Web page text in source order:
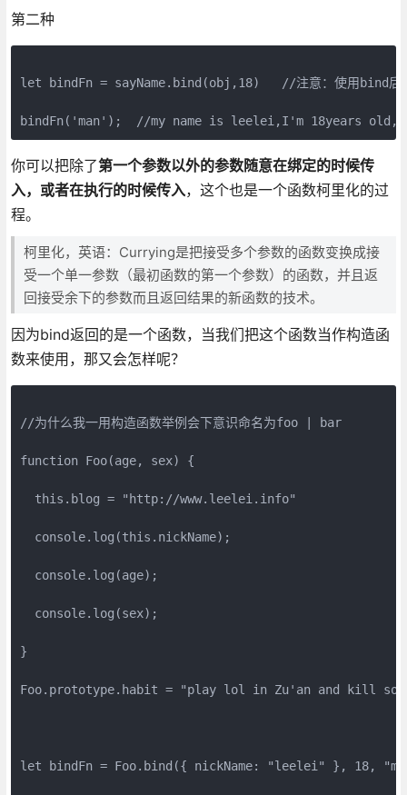
第二种
let bindFn = sayName.bind(obj,18)   //注意：使用bind后返
你可以把除了第一个参数以外的参数随意在绑定的时候传
入，或者在执行的时候传入，这个也是一个函数柯里化的过
程。
柯里化，英语：Currying是把接受多个参数的函数变换成接
受一个单一参数（最初函数的第一个参数）的函数，并且返
回接受余下的参数而且返回结果的新函数的技术。
因为bind返回的是一个函数，当我们把这个函数当作构造函
数来使用，那又会怎样呢？
//为什么我一用构造函数举例会下意识命名为foo | bar
function Foo(age, sex) {
this.blog = "http://www.leelei.info"
console.log(this.nickName);
console.log(age);
console.log(sex);
}
Foo.prototype.habit = "play lol in Zu'an and kill
let bindFn = Foo.bind({ nickName: "leelei" }, 18,